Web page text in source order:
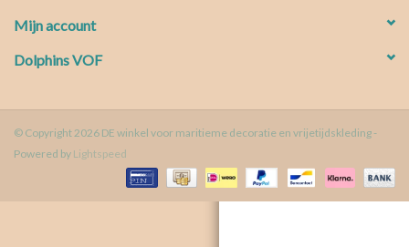
Mijn account
Dolphins VOF
© Copyright 2026 DE winkel voor maritieme decoratie en vrijetijdskleding -
Powered by Lightspeed